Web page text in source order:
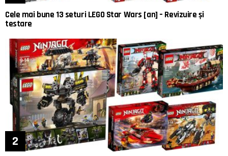
Cele mai bune 13 seturi LEGO Star Wars [an] – Revizuire și
testare